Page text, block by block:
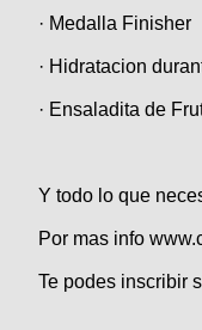
Fotos
del
mas
Mis
Ventas
viajes
Amigos
· Medalla Finisher
· Hidratacion
· Ensaladita de
Y todo lo que
Por mas info
Te podes inscribir